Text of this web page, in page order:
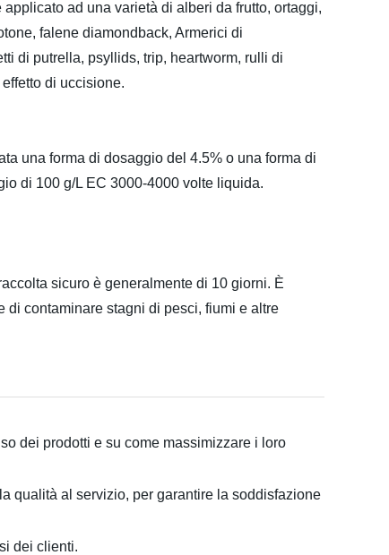
ad una varietà di alberi da frutto, ortaggi,
falene diamondback, Armerici di
di putrella, psyllids, trip, heartworm, rulli di
di uccisione.
una forma di dosaggio del 4.5% o una forma di
di 100 g/L EC 3000-4000 volte liquida.
sicuro è generalmente di 10 giorni. È
di contaminare stagni di pesci, fiumi e altre
dei prodotti e su come massimizzare i loro
qualità al servizio, per garantire la soddisfazione
dei clienti.